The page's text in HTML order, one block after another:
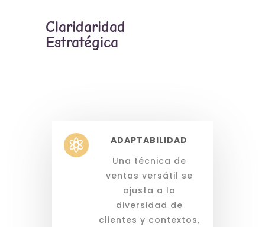
Claridaridad
Estratégica

ADAPTABILIDAD
Una técnica de
ventas versátil se
ajusta a la
diversidad de
clientes y contextos,